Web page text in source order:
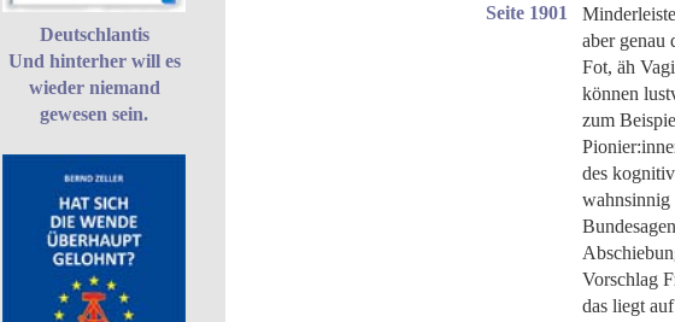
Deutschlantis
Und hinterher will es
wieder niemand
gewesen sein.
Seite 1901
aber genau
Fot, äh
können
zum
des
wahnsinnig
Vorschlag
das liegt